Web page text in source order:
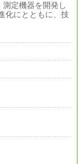
定機器を開発し
化にとともに、技